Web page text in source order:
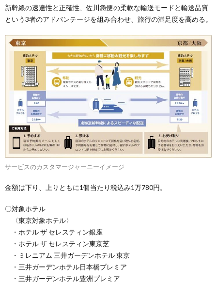
新幹線の速達性と正確性、佐川急便の柔軟な輸送モードと輸送品質
という3者のアドバンテージを組み合わせ、旅行の満足度を高める。
サービスのカスタマージャーニーイメージ
金額は下り、上りともに1個当たり税込み1万780円。
〇対象ホテル
〈東京対象ホテル〉
・ホテル ザ セレスティン銀座
・ホテル ザ セレスティン東京芝
・ミレニアム 三井ガーデンホテル 東京
・三井ガーデンホテル日本橋プレミア
・三井ガーデンホテル豊洲プレミア